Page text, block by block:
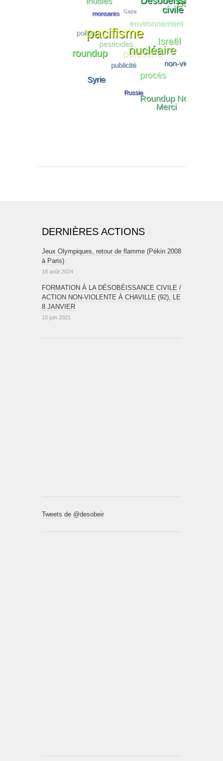
DERNIÈRES ACTIONS
Jeux Olympiques, retour de flamme (Pékin 2008
à Paris)
18 août 2024
FORMATION À LA DÉSOBÉISSANCE CIVILE /
ACTION NON-VIOLENTE À CHAVILLE (92), LE
8 JANVIER
10 juin 2021
Tweets de @desobeir